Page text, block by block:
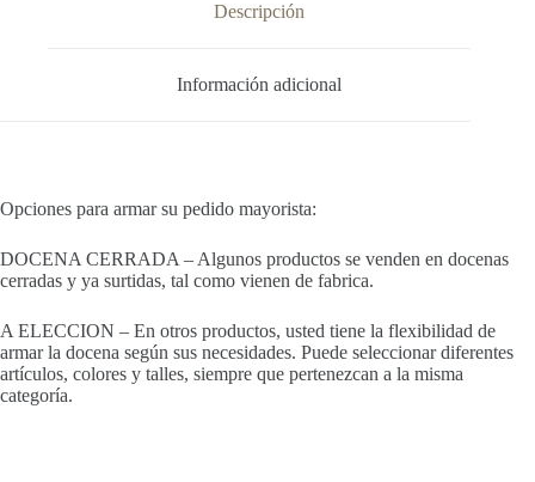
Descripción
Información adicional
Opciones para armar su pedido mayorista:
DOCENA CERRADA – Algunos productos se venden en docenas
cerradas y ya surtidas, tal como vienen de fabrica.
A ELECCION – En otros productos, usted tiene la flexibilidad de
armar la docena según sus necesidades. Puede seleccionar diferentes
artículos, colores y talles, siempre que pertenezcan a la misma
categoría.